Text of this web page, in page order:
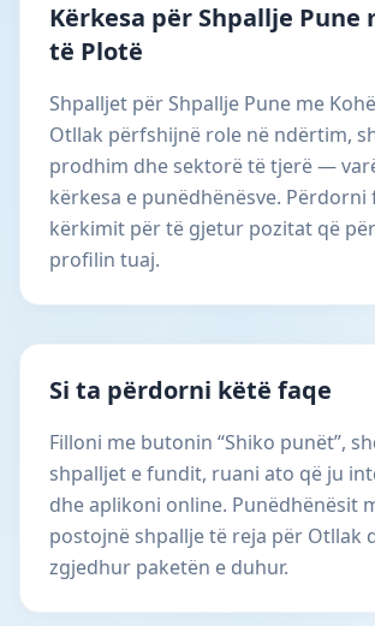
Kërkesa për Shpallje Pune
të Plotë
Shpalljet për Shpallje Pune me
Otllak përfshijnë role në ndërtim,
prodhim dhe sektorë të tjerë —
kërkesa e punëdhënësve.
kërkimit për të gjetur pozitat që
profilin tuaj.
Si ta përdorni këtë faqe
Filloni me butonin “Shiko punët”,
shpalljet e fundit, ruani ato që ju
dhe aplikoni online. Punëdhënësit
postojnë shpallje të reja për Otllak
zgjedhur paketën e duhur.